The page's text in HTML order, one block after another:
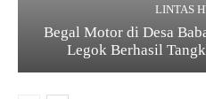
LINTAS
Begal Motor di Desa
Legok Berhasil